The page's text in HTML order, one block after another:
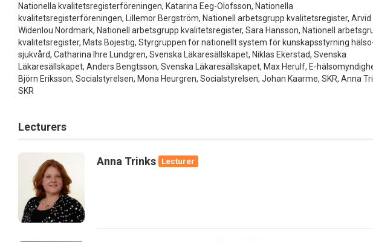
Nationella kvalitetsregisterföreningen, Katarina Eeg-Olofsson, Nationella
kvalitetsregisterföreningen, Lillemor Bergström, Nationell arbetsgrupp kvalitetsregister, Arvid
Widenlou Nordmark, Nationell arbetsgrupp kvalitetsregister, Sara Hansson, Nationell
kvalitetsregister, Mats Bojestig, Styrgruppen för nationellt system för kunskapsstyrning
sjukvård, Catharina Ihre Lundgren, Svenska Läkaresällskapet, Niklas Ekerstad, Svenska
Läkaresällskapet, Anders Bengtsson, Svenska Läkaresällskapet, Max Herulf, E-
Björn Eriksson, Socialstyrelsen, Mona Heurgren, Socialstyrelsen, Johan Kaarme, SKR, Anna
SKR
Lecturers
Anna Trinks Lecturer